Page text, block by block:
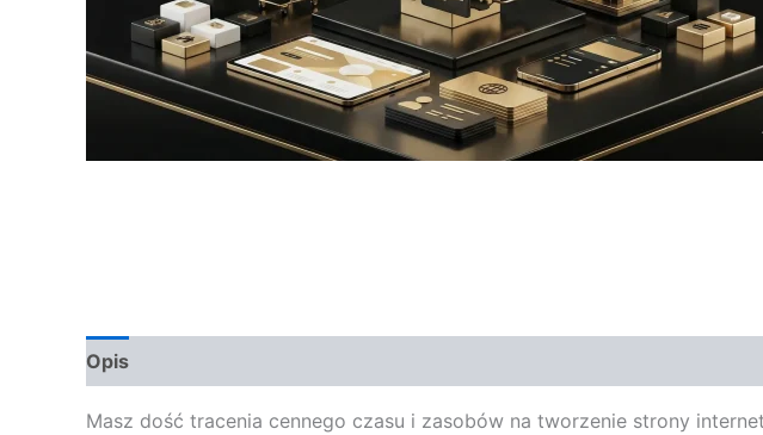
Opis
Masz dość tracenia cennego czasu i zasobów na tworzenie strony